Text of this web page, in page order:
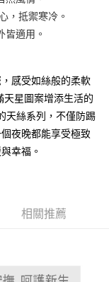
，抵禦寒冷。
皆適用。
感受如絲般的柔軟
星圖案增添生活的
天絲系列，不僅防踢
夜晚都能享受極致
幸福。
相關推薦